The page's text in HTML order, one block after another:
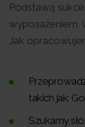
Podstawą
wyposażeniem
Jak
takich jak:
Szukamy